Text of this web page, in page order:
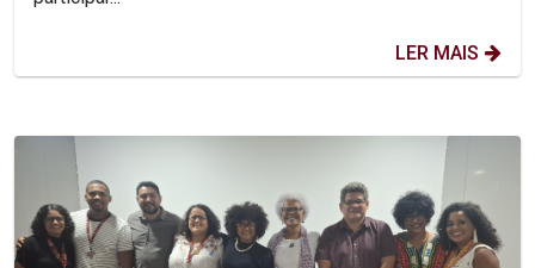
LER MAIS